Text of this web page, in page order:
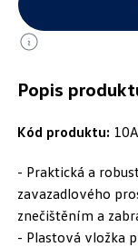
Popis
Kód produktu:
- Praktická a
zavazadlového
znečištěním a
- Plastová vložka